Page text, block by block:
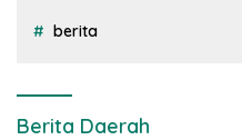
berita
Berita Daerah